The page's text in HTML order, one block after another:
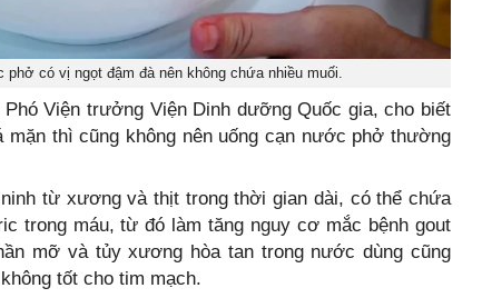
phở có vị ngọt đậm đà nên không chứa nhiều muối.
Phó Viện trưởng Viện Dinh dưỡng Quốc gia, cho biết
mặn thì cũng không nên uống cạn nước phở thường
từ xương và thịt trong thời gian dài, có thể chứa
trong máu, từ đó làm tăng nguy cơ mắc bệnh gout
mỡ và tủy xương hòa tan trong nước dùng cũng
tốt cho tim mạch.